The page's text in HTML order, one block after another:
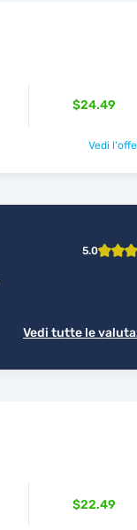
$24.49
Vedi
5.0
Vedi tutte le
$22.49